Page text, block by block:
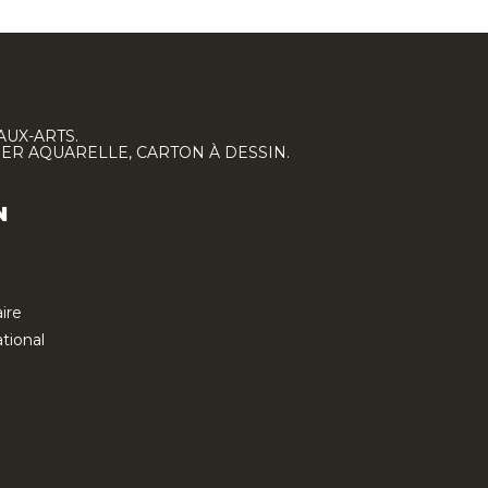
ARTS.
AQUARELLE, CARTON À DESSIN.